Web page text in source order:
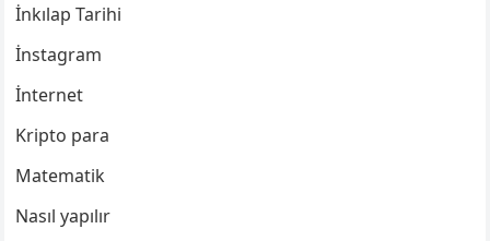
İnkılap Tarihi
İnstagram
İnternet
Kripto para
Matematik
Nasıl yapılır